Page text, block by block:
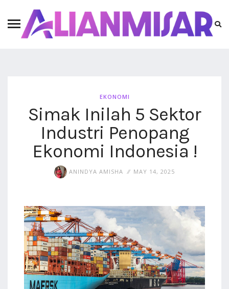
EKONOMI
Simak Inilah 5 Sektor
Industri Penopang
Ekonomi Indonesia !
ANINDYA AMISHA MAY 14, 2025